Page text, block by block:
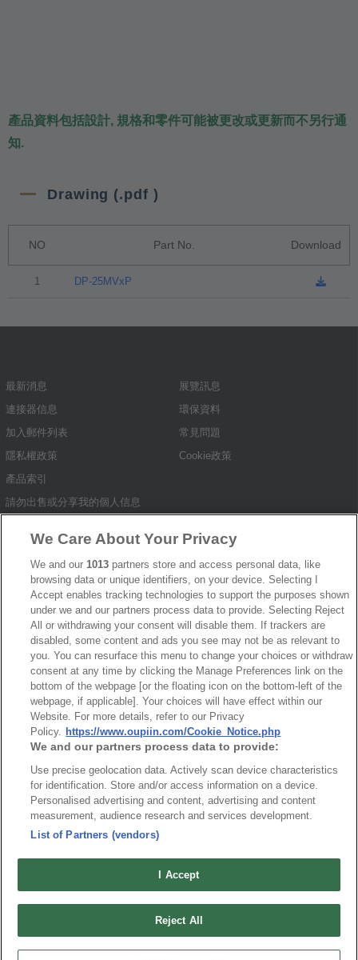
產品資料包括設計, 規格和零件可能被更改或更新而不另行通
知.
Drawing (.pdf )
NO Part No. Download
1 DP-25MVxP
最新消息
展覽訊息
連接器信息
環保資料
加入郵件列表
常見問題
隱私權政策
Cookie政策
產品索引
請勿出售或分享我的個人信息
弘振企業股份有限公司 © 2024 All Rights Reserved.
台灣總公司
弘振企業股份有限公司
地址 : 334031 桃園市八德區和成路20號
聯絡電話︰+886-3-3655030, 3655156
公司傳真︰+886-3-3684728, 3687300
電子信箱︰sales@oupiin.com.tw
獨家代理
授權經銷商
We Care About Your Privacy
We and our1013 partners store and access personal data, like
browsing data or unique identifiers, on your device. Selecting I
Accept enables tracking technologies to support the purposes shown
under we and our partners process data to provide. Selecting Reject
All or withdrawing your consent will disable them. If trackers are
disabled, some content and ads you see may not be as relevant to
you. You can resurface this menu to change your choices or withdraw
consent at any time by clicking the Manage Preferences link on the
bottom of the webpage [or the floating icon on the bottom-left of the
webpage, if applicable]. Your choices will have effect within our
Website. For more details, refer to our Privacy
Policy. https://www.oupiin.com/Cookie_Notice.php
We and our partners process data to provide:
Use precise geolocation data. Actively scan device characteristics
for identification. Store and/or access information on a device.
Personalised advertising and content, advertising and content
measurement, audience research and services development.
List of Partners (vendors)
I Accept
Reject All